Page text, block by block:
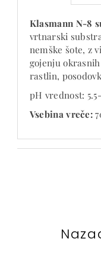
Klasmann N-8
vrtnarski
nemške šote, z
gojenju
rastlin,
pH vrednost:
Vsebina vreče: